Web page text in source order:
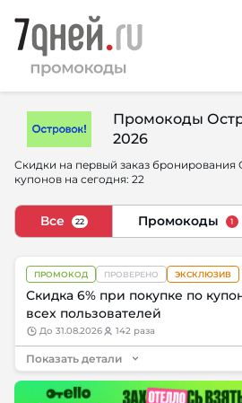
Промокоды
2026
Скидки на первый заказ бронирования
купонов на сегодня: 22
Все 22 Промокоды 1
ПРОМОКОД ПРОВЕРЕНО ЭКСКЛЮЗИВ
Скидка 6% при покупке по
всех пользователей
до 31.08.2026 142 раза
Показать детали